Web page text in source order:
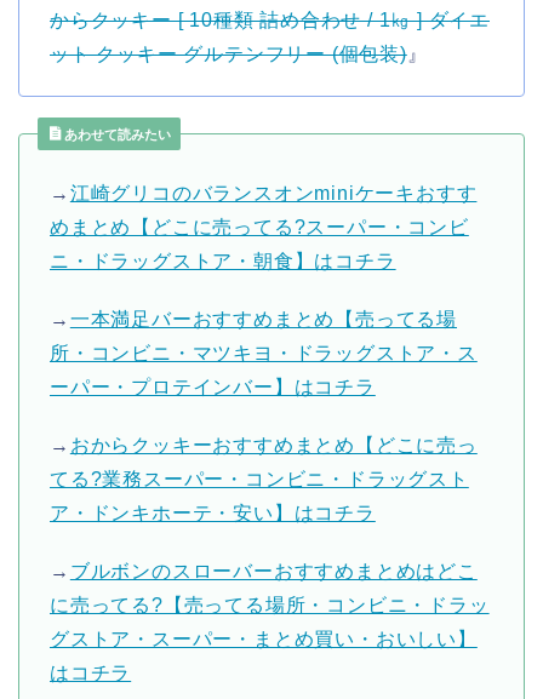
からクッキー [ 10種類 詰め合わせ / 1㎏ ] ダイエ
ット クッキー グルテンフリー (個包装)』
あわせて読みたい
→ 江崎グリコのバランスオンminiケーキおすす
めまとめ【どこに売ってる?スーパー・コンビ
ニ・ドラッグストア・朝食】はコチラ
→ 一本満足バーおすすめまとめ【売ってる場
所・コンビニ・マツキヨ・ドラッグストア・ス
ーパー・プロテインバー】はコチラ
→ おからクッキーおすすめまとめ【どこに売っ
てる?業務スーパー・コンビニ・ドラッグスト
ア・ドンキホーテ・安い】はコチラ
→ ブルボンのスローバーおすすめまとめはどこ
に売ってる?【売ってる場所・コンビニ・ドラッ
グストア・スーパー・まとめ買い・おいしい】
はコチラ